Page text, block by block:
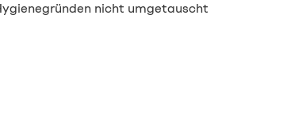
nicht umgetauscht